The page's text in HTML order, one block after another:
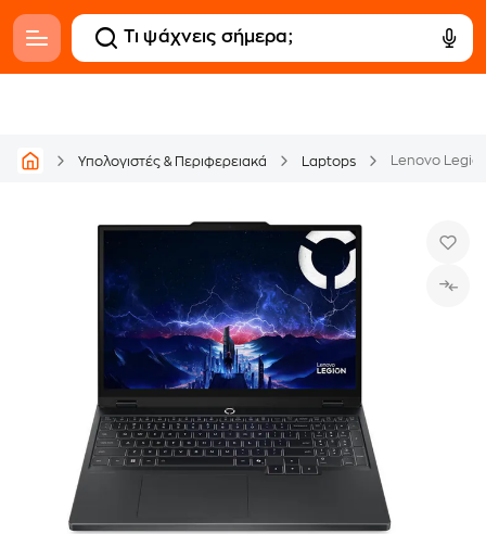
Υπολογιστές & Περιφερειακά Laptops